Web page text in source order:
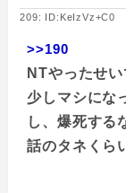
209: ID:KeIzVz+C0
>>190
NTやったせ
少しマシにな
し、爆死する
話のタネくら